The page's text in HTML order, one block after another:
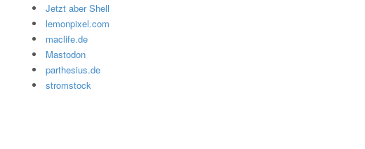
Jetzt aber Shell
lemonpixel.com
maclife.de
Mastodon
parthesius.de
stromstock